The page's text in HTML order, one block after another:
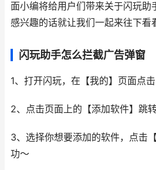
面小编将给用户们带来关于闪玩助
感兴趣的话就让我们一起来往下看
闪玩助手怎么拦截广告弹窗
1、打开闪玩，在【我的】页面点击
2、点击页面上的【添加软件】跳
3、选择你想要添加的软件，点击
功～